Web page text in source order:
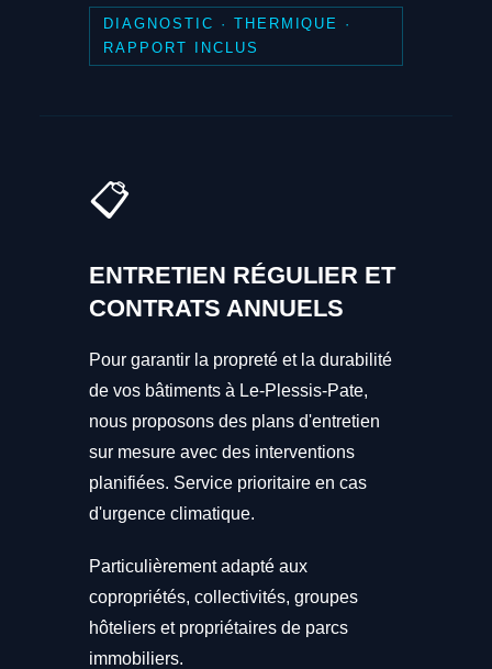
DIAGNOSTIC · THERMIQUE ·
RAPPORT INCLUS
📋
ENTRETIEN RÉGULIER ET
CONTRATS ANNUELS
Pour garantir la propreté et la durabilité
de vos bâtiments à Le-Plessis-Pate,
nous proposons des plans d'entretien
sur mesure avec des interventions
planifiées. Service prioritaire en cas
d'urgence climatique.
Particulièrement adapté aux
copropriétés, collectivités, groupes
hôteliers et propriétaires de parcs
immobiliers.